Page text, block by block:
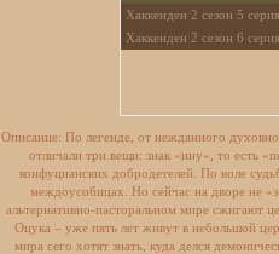
Хаккенден 2 сезон 5 серия
Хаккенден 2 сезон 6 серия
Описание: По легенде, от нежданного
отличали три вещи: знак «ину», то есть
конфуцианских добродетелей. По воле
междоусобицах. Но сейчас на дворе не
альтернативно-пасторальном мире сжигают
Оцука – уже пять лет живут в небольшой
мира сего хотят знать, куда делся